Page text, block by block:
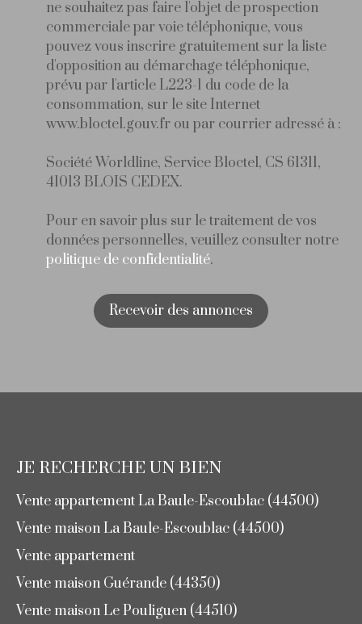
ne souhaitez pas faire l'objet de prospection
commerciale par voie téléphonique, vous
pouvez vous inscrire gratuitement sur la liste
d'opposition au démarchage téléphonique,
prévu par l'article L223-1 du code de la
consommation, sur le site Internet
www.bloctel.gouv.fr ou par courrier adressé à :
Société Worldline, Service Bloctel, CS 61311,
41013 BLOIS CEDEX.
Pour en savoir plus sur le traitement de vos
données personnelles, veuillez consulter notre
politique de confidentialité.
Recevoir des annonces
JE RECHERCHE UN BIEN
Vente appartement La Baule-Escoublac (44500)
Vente maison La Baule-Escoublac (44500)
Vente appartement
Vente maison Guérande (44350)
Vente maison Le Pouliguen (44510)